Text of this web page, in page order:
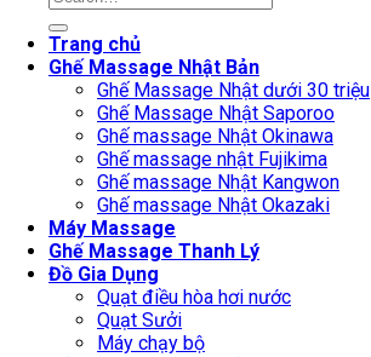
for:
Trang chủ
Ghế Massage Nhật Bản
Ghế Massage Nhật dưới 30 triệu
Ghế Massage Nhật Saporoo
Ghế massage Nhật Okinawa
Ghế massage nhật Fujikima
Ghế massage Nhật Kangwon
Ghế massage Nhật Okazaki
Máy Massage
Ghế Massage Thanh Lý
Đồ Gia Dụng
Quạt điều hòa hơi nước
Quạt Sưởi
Máy chạy bộ